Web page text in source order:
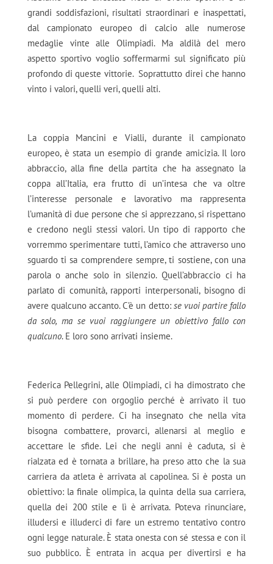
grandi soddisfazioni, risultati straordinari e inaspettati,
dal campionato europeo di calcio alle numerose
medaglie vinte alle Olimpiadi. Ma aldilà del mero
aspetto sportivo voglio soffermarmi sul significato più
profondo di queste vittorie. Soprattutto direi che hanno
vinto i valori, quelli veri, quelli alti.
La coppia Mancini e Vialli, durante il campionato
europeo, è stata un esempio di grande amicizia. Il loro
abbraccio, alla fine della partita che ha assegnato la
coppa all’Italia, era frutto di un’intesa che va oltre
l’interesse personale e lavorativo ma rappresenta
l’umanità di due persone che si apprezzano, si rispettano
e credono negli stessi valori. Un tipo di rapporto che
vorremmo sperimentare tutti, l’amico che attraverso uno
sguardo ti sa comprendere sempre, ti sostiene, con una
parola o anche solo in silenzio. Quell’abbraccio ci ha
parlato di comunità, rapporti interpersonali, bisogno di
avere qualcuno accanto. C’è un detto: se vuoi partire fallo
da solo, ma se vuoi raggiungere un obiettivo fallo con
qualcuno. E loro sono arrivati insieme.
Federica Pellegrini, alle Olimpiadi, ci ha dimostrato che
si può perdere con orgoglio perché è arrivato il tuo
momento di perdere. Ci ha insegnato che nella vita
bisogna combattere, provarci, allenarsi al meglio e
accettare le sfide. Lei che negli anni è caduta, si è
rialzata ed è tornata a brillare, ha preso atto che la sua
carriera da atleta è arrivata al capolinea. Si è posta un
obiettivo: la finale olimpica, la quinta della sua carriera,
quella dei 200 stile e lì è arrivata. Poteva rinunciare,
illudersi e illuderci di fare un estremo tentativo contro
ogni legge naturale. È stata onesta con sé stessa e con il
suo pubblico. È entrata in acqua per divertirsi e ha